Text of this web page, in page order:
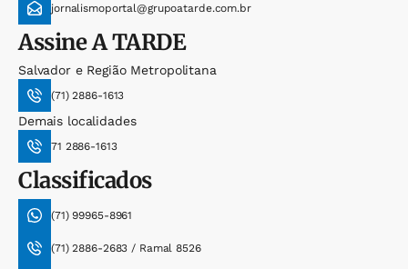
jornalismoportal@grupoatarde.com.br
AssineA TARDE
Salvador e Região Metropolitana
(71) 2886-1613
Demais localidades
71 2886-1613
Classificados
(71) 99965-8961
(71) 2886-2683 / Ramal 8526